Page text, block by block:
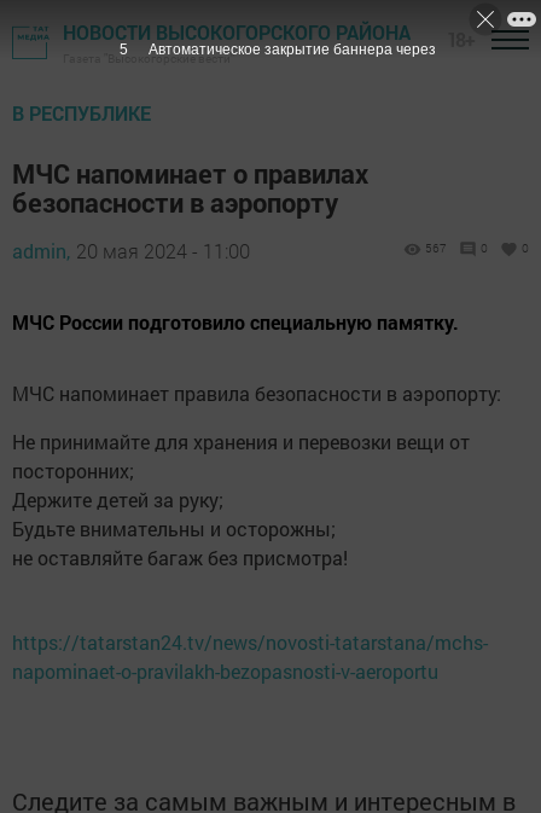
НОВОСТИ ВЫСОКОГОРСКОГО РАЙОНА
Газета "Высокогорские вести"
В РЕСПУБЛИКЕ
МЧС напоминает о правилах
безопасности в аэропорту
admin, 20 мая 2024 - 11:00 567 0 0
МЧС России подготовило специальную памятку.
МЧС напоминает правила безопасности в аэропорту:
Не принимайте для хранения и перевозки вещи от
посторонних;
Держите детей за руку;
Будьте внимательны и осторожны;
не оставляйте багаж без присмотра!
https://tatarstan24.tv/news/novosti-tatarstana/mchs-
napominaet-o-pravilakh-bezopasnosti-v-aeroportu
Следите за самым важным и интересным в
4 Автоматическое закрытие баннера через